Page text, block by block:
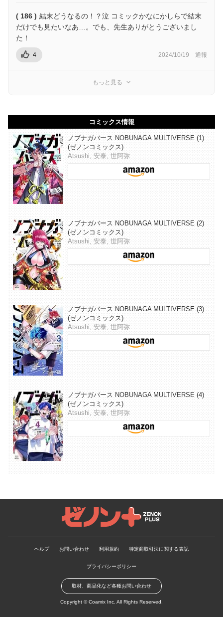
( 186 ) 結末どうなるの！？泣 コミックかなにかしらで結末
だけでも見たいなあ…。でも、先生ありがとうございまし
た！
4 2024/10/19 通報
もっと見る
コミックス情報
ノブナガバース NOBUNAGA MULTIVERSE (1)
(ゼノンコミックス)
Atsushi, 安泰, 世阿弥
ノブナガバース NOBUNAGA MULTIVERSE (2)
(ゼノンコミックス)
Atsushi, 安泰, 世阿弥
ノブナガバース NOBUNAGA MULTIVERSE (3)
(ゼノンコミックス)
Atsushi, 安泰, 世阿弥
ノブナガバース NOBUNAGA MULTIVERSE (4)
(ゼノンコミックス)
Atsushi, 安泰, 世阿弥
ゼノンプラス
ヘルプ お問い合わせ 利用規約 特定商取引法に関する表記
プライバシーポリシー
取材、商品化など各種お問い合わせ
Copyright ©Coamix Inc. All Rights Reserved.